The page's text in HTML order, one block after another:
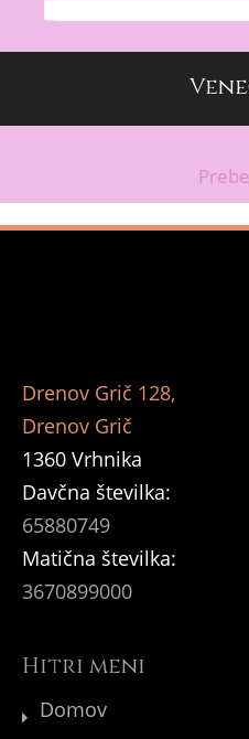
Drenov Grič 128,
Drenov Grič
1360 Vrhnika
Davčna številka:
65880749
Matična številka:
3670899000
Hitri meni
Domov